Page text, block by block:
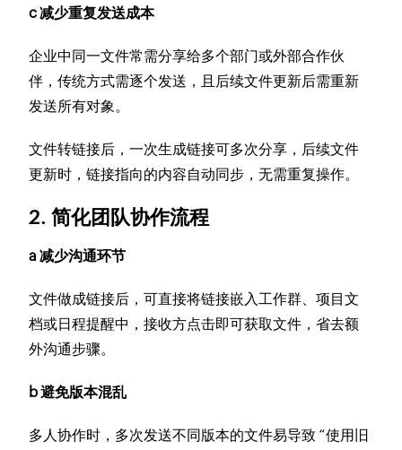
c 减少重复发送成本
企业中同一文件常需分享给多个部门或外部合作伙
伴，传统方式需逐个发送，且后续文件更新后需重新
发送所有对象。
文件转链接后，一次生成链接可多次分享，后续文件
更新时，链接指向的内容自动同步，无需重复操作。
2. 简化团队协作流程
a 减少沟通环节
文件做成链接后，可直接将链接嵌入工作群、项目文
档或日程提醒中，接收方点击即可获取文件，省去额
外沟通步骤。
b 避免版本混乱
多人协作时，多次发送不同版本的文件易导致 “使用旧